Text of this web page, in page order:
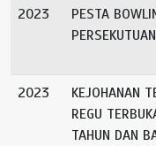
2023
PESTA
2023
KEJOHANAN
REGU
TAHUN DAN